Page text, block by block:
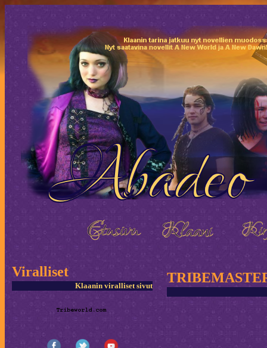
Viralliset
Klaanin viralliset sivut